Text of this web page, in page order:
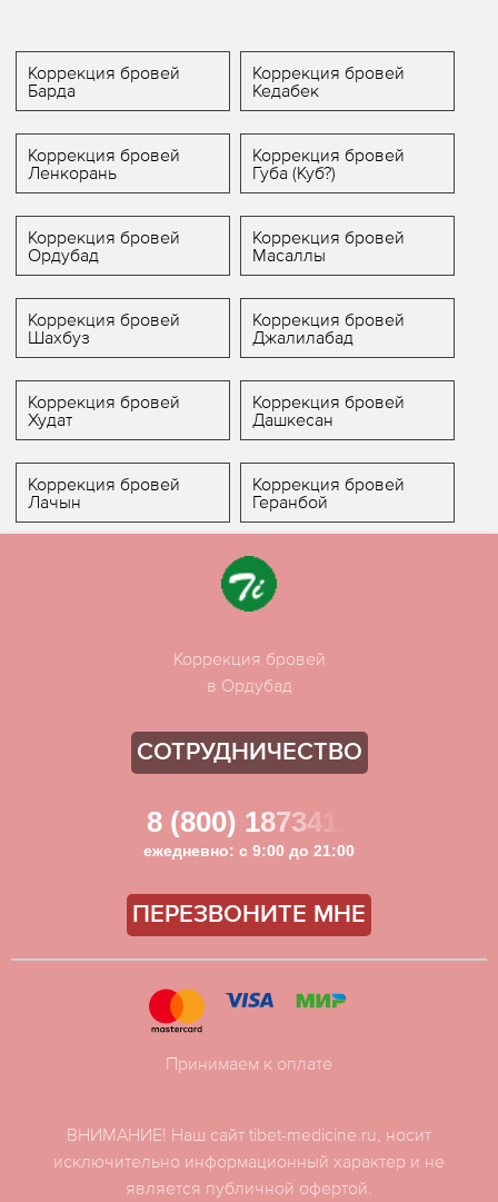
Коррекция бровей
Барда
Коррекция бровей
Кедабек
Коррекция бровей
Ленкорань
Коррекция бровей
Губа (Куб?)
Коррекция бровей
Ордубад
Коррекция бровей
Масаллы
Коррекция бровей
Шахбуз
Коррекция бровей
Джалилабад
Коррекция бровей
Худат
Коррекция бровей
Дашкесан
Коррекция бровей
Лачын
Коррекция бровей
Геранбой
Коррекция бровей
в Ордубад
СОТРУДНИЧЕСТВО
8 (800) 1873411
ежедневно: с 9:00 до 21:00
ПЕРЕЗВОНИТЕ МНЕ
ВНИМАНИЕ! Наш сайт tibet-medicine.ru, носит
исключительно информационный характер и не
является публичной офертой.
Принимаем к оплате